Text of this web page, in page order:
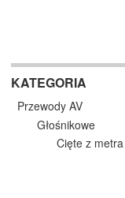
KATEGORIA
Przewody AV
Głośnikowe
Cięte z metra